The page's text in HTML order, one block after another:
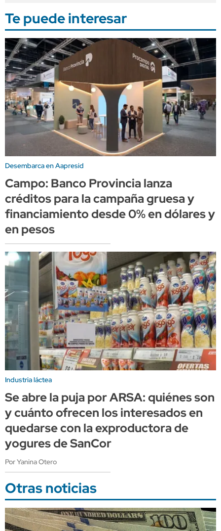
Te puede interesar
Desembarca en Aapresid
Campo: Banco Provincia lanza
créditos para la campaña gruesa y
financiamiento desde 0% en dólares y
en pesos
Industria láctea
Se abre la puja por ARSA: quiénes son
y cuánto ofrecen los interesados en
quedarse con la exproductora de
yogures de SanCor
Por Yanina Otero
Otras noticias